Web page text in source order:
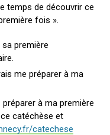
temps de découvrir ce
fois ».
première
me préparer à ma
à ma première
catéchèse et
catechese